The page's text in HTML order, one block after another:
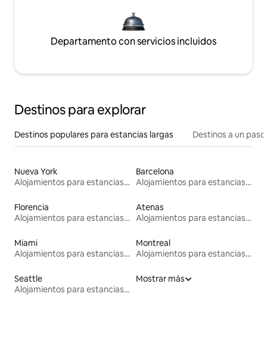
Departamento con servicios incluidos
Destinos para explorar
Destinos populares para estancias largas Destinos a un
Nueva York
Alojamientos para estancias largas
Barcelona
Alojamientos para estancias largas
Florencia
Alojamientos para estancias largas
Atenas
Alojamientos para estancias largas
Miami
Alojamientos para estancias largas
Montreal
Alojamientos para estancias largas
Seattle
Alojamientos para estancias largas
Mostrar más